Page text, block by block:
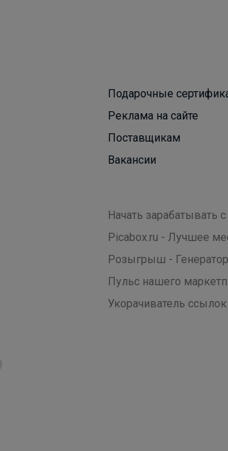
Подарочные
Реклама на сайте
Поставщикам
Вакансии
Начать зарабатывать
Picabox.ru - Лучшее
Розыгрыш -
Пульс нашего
Укорачиватель ссылок